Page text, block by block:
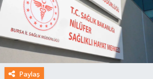
Paylaş
SPOR